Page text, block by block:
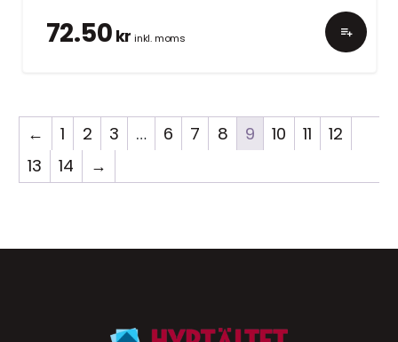
72.50 kr inkl. moms
← 1 2 3 … 6 7 8 9 10 11
12
13
14 →